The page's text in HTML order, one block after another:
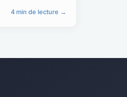
4 min de lecture →